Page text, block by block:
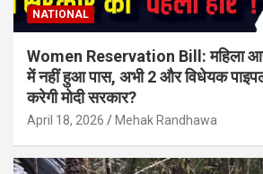
NATIONAL
Women Reservation Bill: महिला
में नहीं हुआ पास, अभी 2 और विधेयक
करेगी मोदी सरकार?
April 18, 2026 Mehak Randhawa